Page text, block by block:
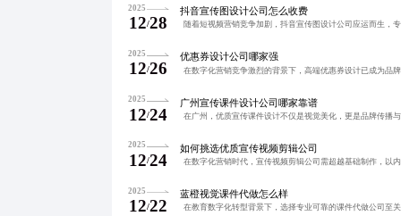
2025
12/28
抖音宣传图设计公司怎么收费
2025
12/26
优惠券设计公司哪家强
2025
12/24
广州宣传课件设计公司哪家靠谱
2025
12/24
如何挑选优质宣传视频剪辑公司
2025
12/22
蓝橙视觉课件代做怎么样